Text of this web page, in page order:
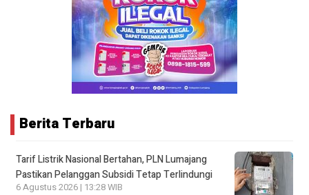
Berita Terbaru
Tarif Listrik Nasional Bertahan, PLN Lumajang
Pastikan Pelanggan Subsidi Tetap Terlindungi
6 Agustus 2026 | 13:28 WIB